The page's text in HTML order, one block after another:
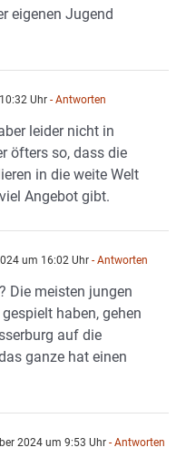
eigenen Jugend
Uhr - Antworten
leider nicht in
öfters so, dass die
in die weite Welt
Angebot gibt.
um 16:02 Uhr - Antworten
Die meisten jungen
haben, gehen
auf die
ganze hat einen
2024 um 9:53 Uhr - Antworten